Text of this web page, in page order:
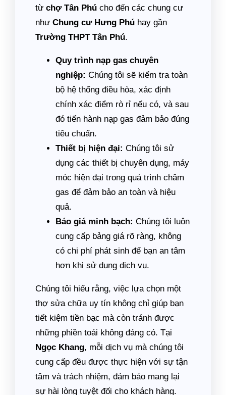
từ chợ Tân Phú cho đến các chung cư
như Chung cư Hưng Phú hay gần
Trường THPT Tân Phú.
Quy trình nạp gas chuyên
nghiệp: Chúng tôi sẽ kiểm tra toàn
bộ hệ thống điều hòa, xác định
chính xác điểm rò rỉ nếu có, và sau
đó tiến hành nạp gas đảm bảo đúng
tiêu chuẩn.
Thiết bị hiện đại: Chúng tôi sử
dụng các thiết bị chuyên dụng, máy
móc hiện đại trong quá trình châm
gas để đảm bảo an toàn và hiệu
quả.
Báo giá minh bạch: Chúng tôi luôn
cung cấp bảng giá rõ ràng, không
có chi phí phát sinh để bạn an tâm
hơn khi sử dụng dịch vụ.
Chúng tôi hiểu rằng, việc lựa chọn một
thợ sửa chữa uy tín không chỉ giúp bạn
tiết kiệm tiền bạc mà còn tránh được
những phiền toái không đáng có. Tại
Ngọc Khang, mỗi dịch vụ mà chúng tôi
cung cấp đều được thực hiện với sự tận
tâm và trách nhiệm, đảm bảo mang lại
sự hài lòng tuyệt đối cho khách hàng.